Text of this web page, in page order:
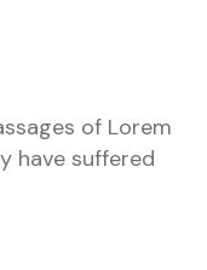
of Lorem
have suffered